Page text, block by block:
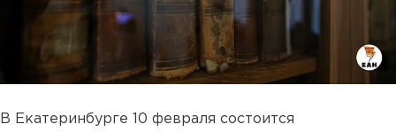
В Екатеринбурге 10 февраля состоится